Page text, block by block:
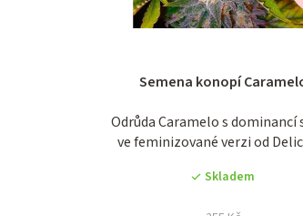
Semena konopí
Odrůda Caramelo s dominancí
ve feminizované verzi od
hodnocení
je
3,9
z
hvězdiček.
Skladem